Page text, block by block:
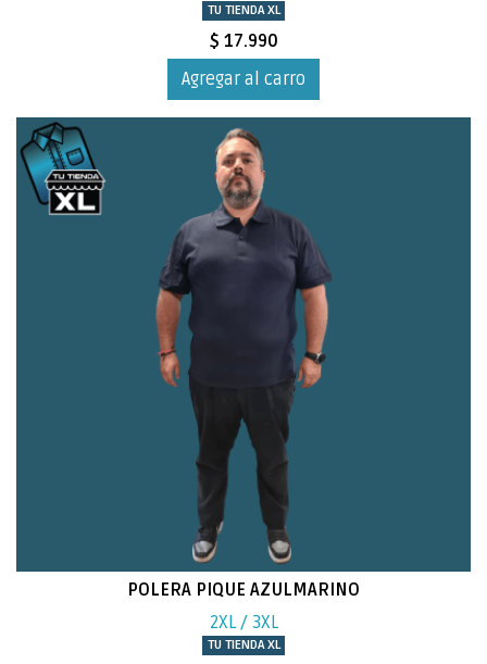
TU TIENDA XL
$ 17.990
Agregar al carro
POLERA PIQUE AZULMARINO
2XL / 3XL
TU TIENDA XL